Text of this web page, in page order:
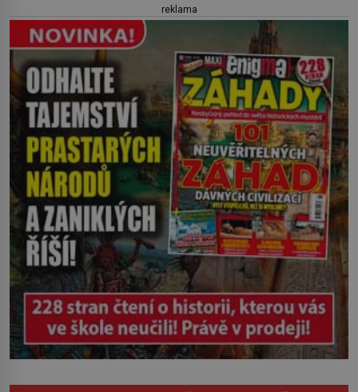
vesnice Aberfan […]
pod ní byla dlažbou. Muž, který ji z
břehu pozoruje, ji údajně poznává, jenže
Ruža Vlajna má být v tu chvíli mrtvá celé
století. Vesnice Kisiljevo v
severovýchodním Srbsku má s upíry
nevyřízené účty. […]
reklama